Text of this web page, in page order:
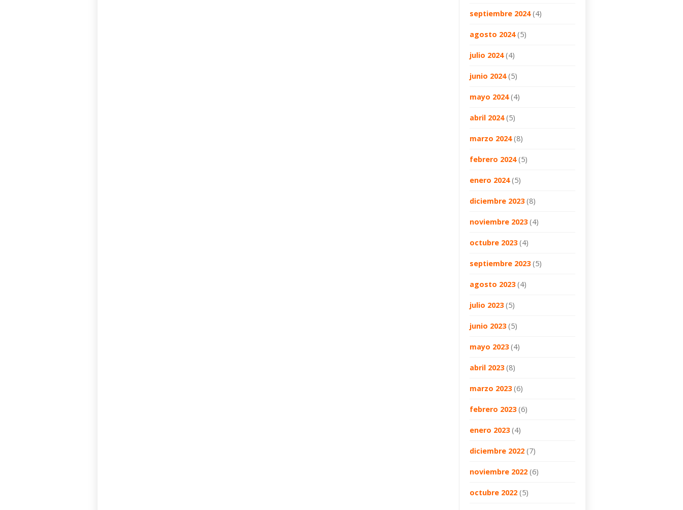
septiembre 2024(4)
agosto 2024(5)
julio 2024(4)
junio 2024(5)
mayo 2024(4)
abril 2024(5)
marzo 2024(8)
febrero 2024(5)
enero 2024(5)
diciembre 2023(8)
noviembre 2023(4)
octubre 2023(4)
septiembre 2023(5)
agosto 2023(4)
julio 2023(5)
junio 2023(5)
mayo 2023(4)
abril 2023(8)
marzo 2023(6)
febrero 2023(6)
enero 2023(4)
diciembre 2022 (7)
noviembre 2022 (6)
octubre 2022 (5)